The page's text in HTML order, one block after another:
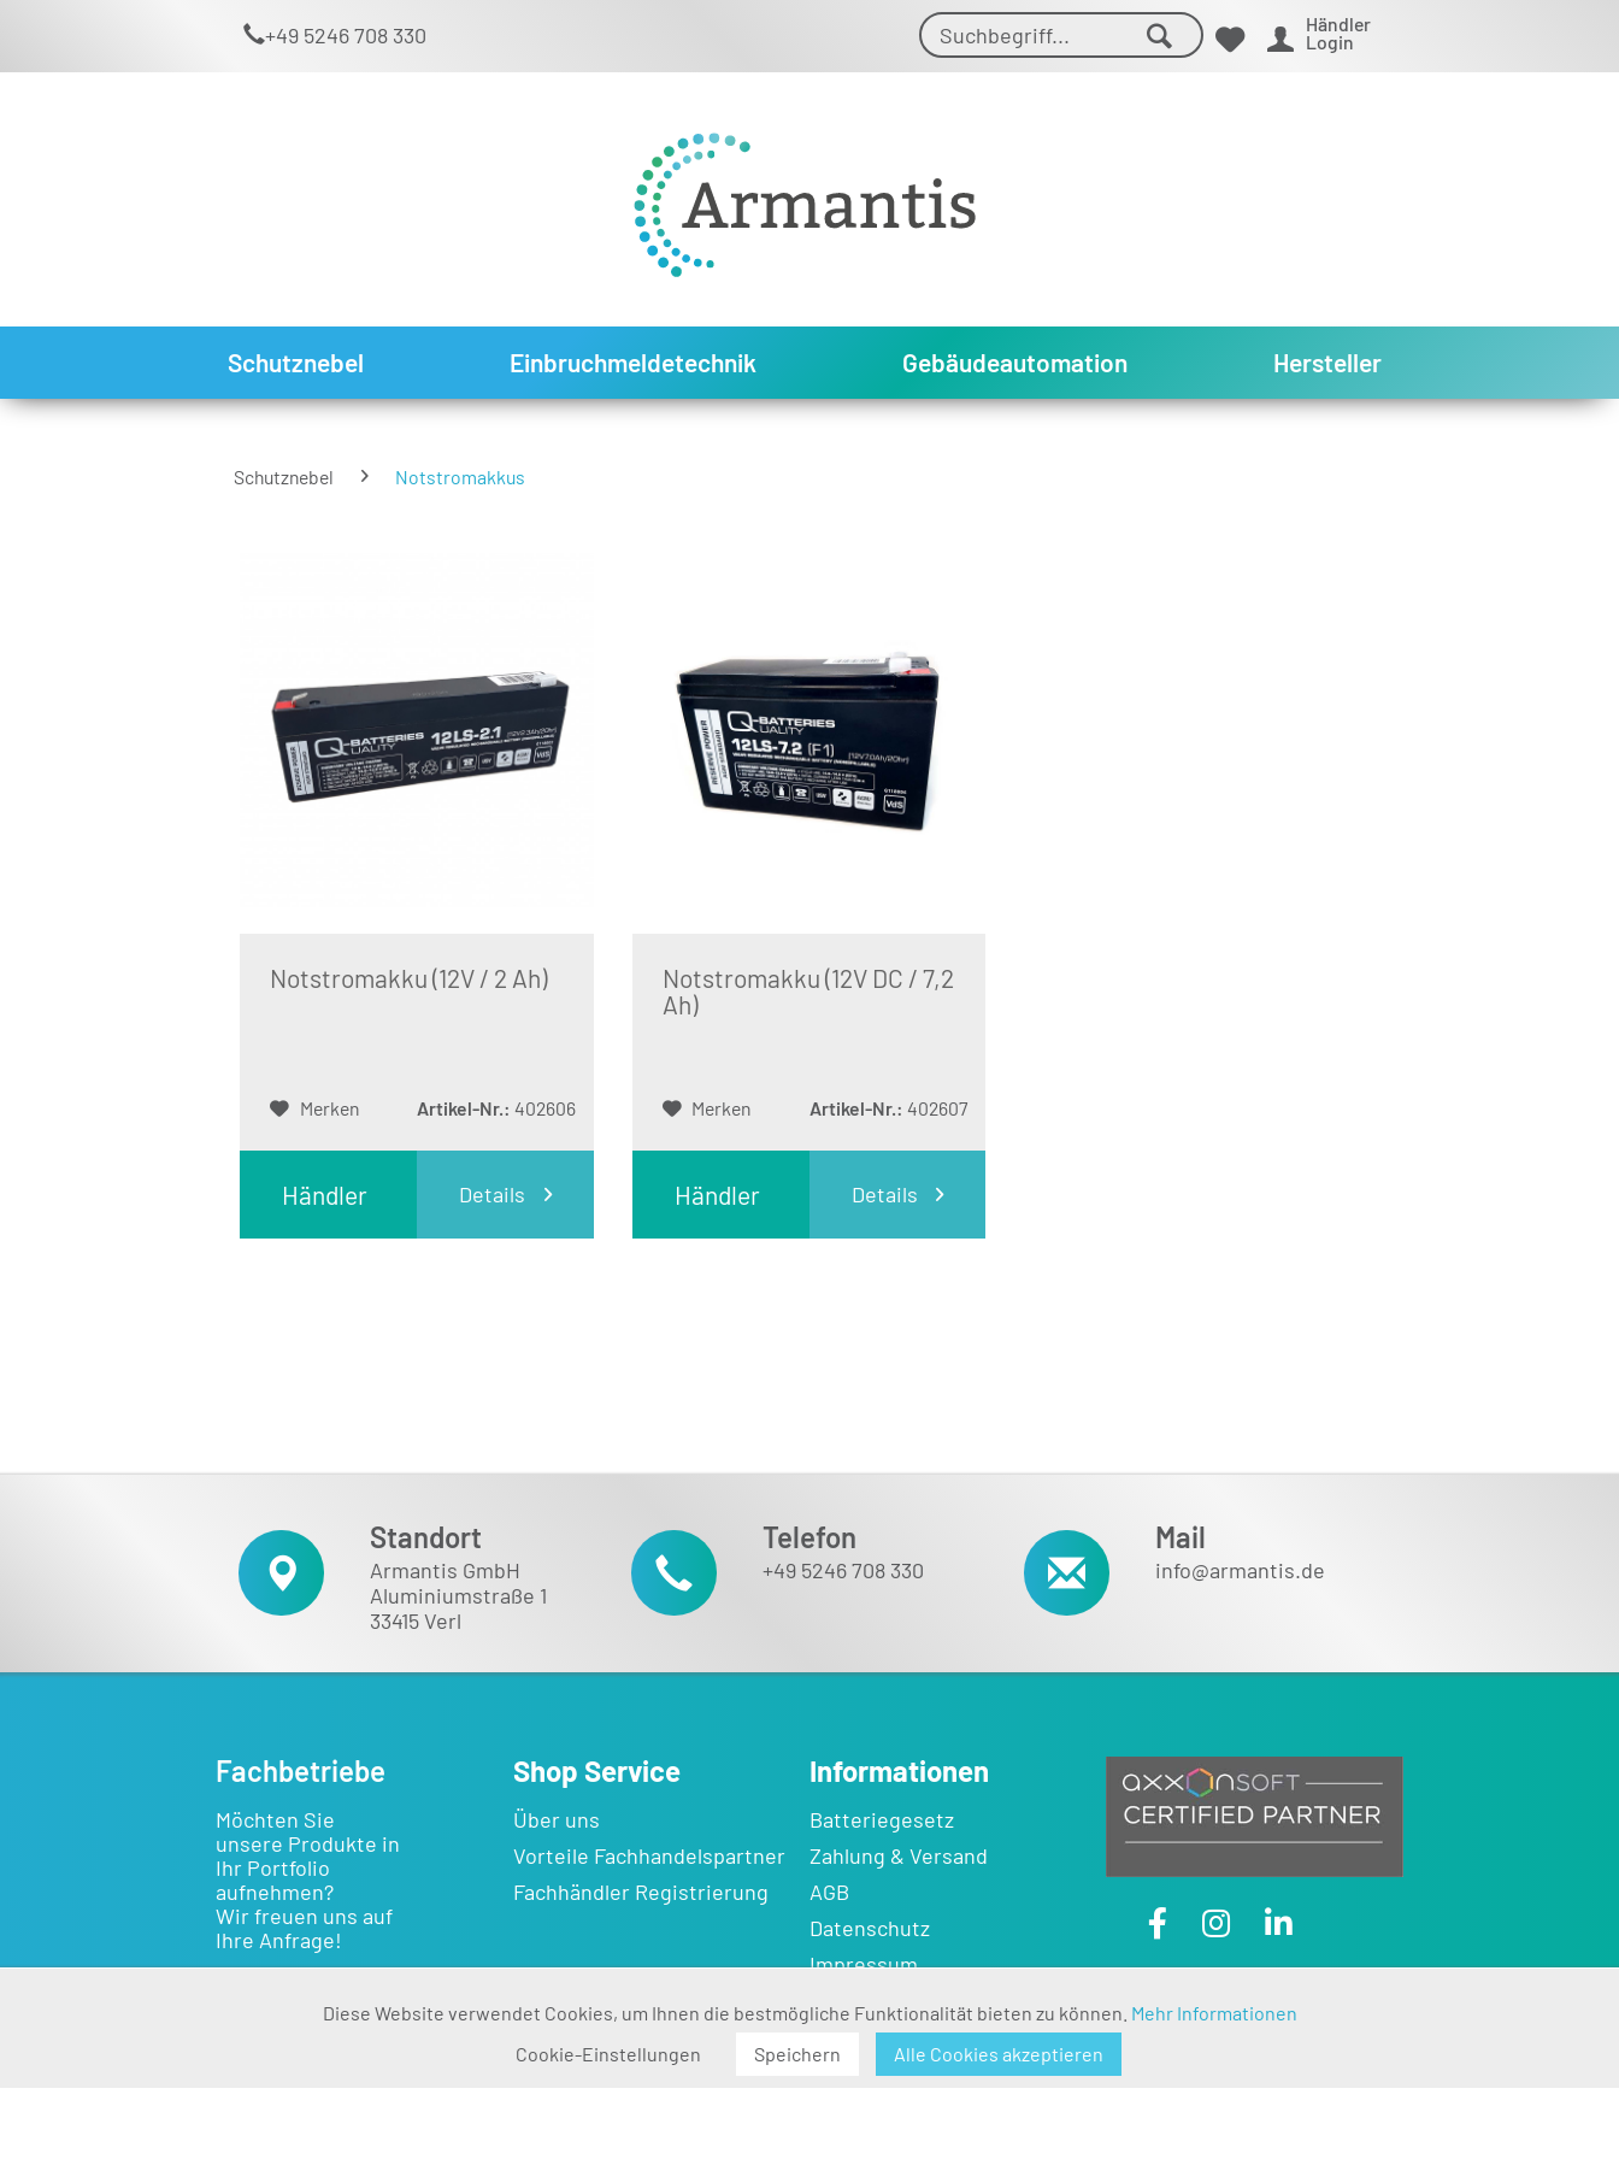
+49 5246 708 330 Händler
Login
Schutznebel Einbruchmeldetechnik Gebäudeautomation Hersteller
Schutznebel Notstromakkus
Notstromakku (12V / 2 Ah)
Händler Details
Merken Artikel-Nr.: 402606
Notstromakku (12V DC / 7,2
Ah)
Händler Details
Merken Artikel-Nr.: 402607
Standort
Armantis GmbH
Aluminiumstraße 1
33415 Verl
Telefon
+49 5246 708 330
Mail
info@armantis.de
Fachbetriebe
Möchten Sie
unsere Produkte in
Ihr Portfolio
aufnehmen?
Wir freuen uns auf
Ihre Anfrage!
Shop Service
Über uns
Vorteile Fachhandelspartner
Fachhändler Registrierung
Informationen
Batteriegesetz
Zahlung & Versand
AGB
Datenschutz
Impressum
Funktionale Aktiv
Diese Website verwendet Cookies, um Ihnen die bestmögliche Funktionalität bieten zu können. Mehr Informationen
Cookie-Einstellungen
Speichern Alle Cookies akzeptieren